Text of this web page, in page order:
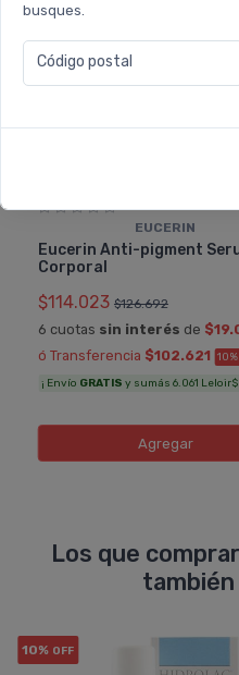
busques.
Código postal
EUCERIN
Eucerin Anti-pigment
Corporal
$114.023 $126.692
6 cuotas sin interés de
ó Transferencia $102.621 10%
¡ Envío GRATIS y sumás 6.061 Leloir$
Agregar
Los que
también
10% OFF